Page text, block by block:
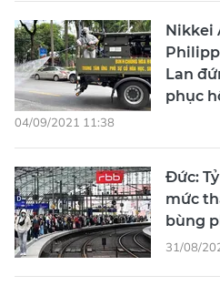
Nikkei
Lan
phục
04/09/2021 11:38
Đức:
mức
bùng
31/08/